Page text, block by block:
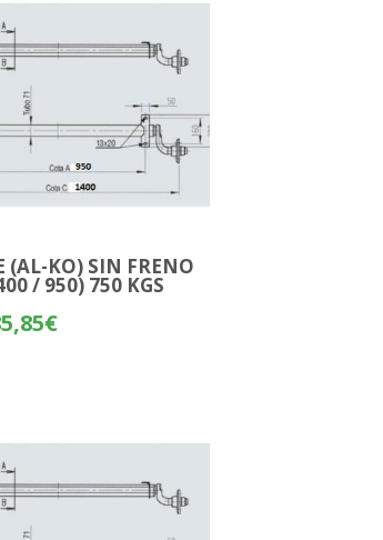
(AL-KO) SIN FRENO
/ 950) 750 KGS
€